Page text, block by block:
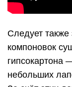
Следует также
компоновок
гипсокартона
небольших